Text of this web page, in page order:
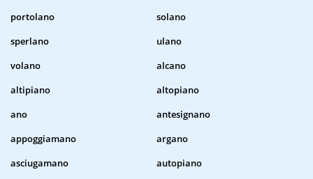
portolano
solano
sperlano
ulano
volano
alcano
altipiano
altopiano
ano
antesignano
appoggiamano
argano
asciugamano
autopiano